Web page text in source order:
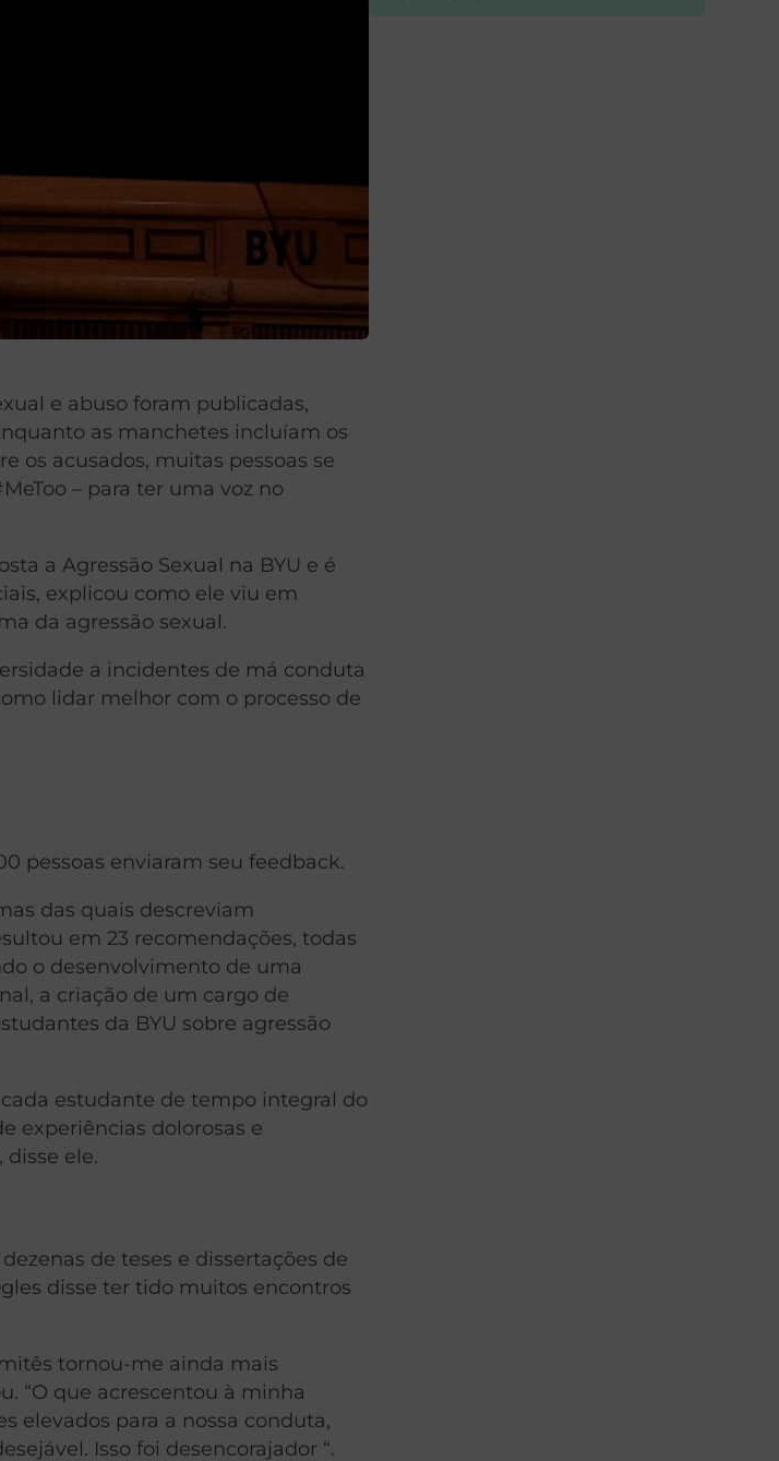
e abuso foram publicadas,
as manchetes incluíam os
os acusados, muitas pessoas se
– para ter uma voz no
a Agressão Sexual na BYU e é
explicou como ele viu em
da agressão sexual.
a incidentes de má conduta
lidar melhor com o processo de
pessoas enviaram seu feedback.
das quais descreviam
em 23 recomendações, todas
o desenvolvimento de uma
a criação de um cargo de
da BYU sobre agressão
estudante de tempo integral do
experiências dolorosas e
ele.
de teses e dissertações de
disse ter tido muitos encontros
tornou-me ainda mais
“O que acrescentou à minha
elevados para a nossa conduta,
Isso foi desencorajador “.